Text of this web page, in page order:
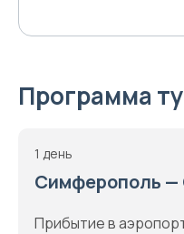
Программа
1 день
Симферополь —
Прибытие в